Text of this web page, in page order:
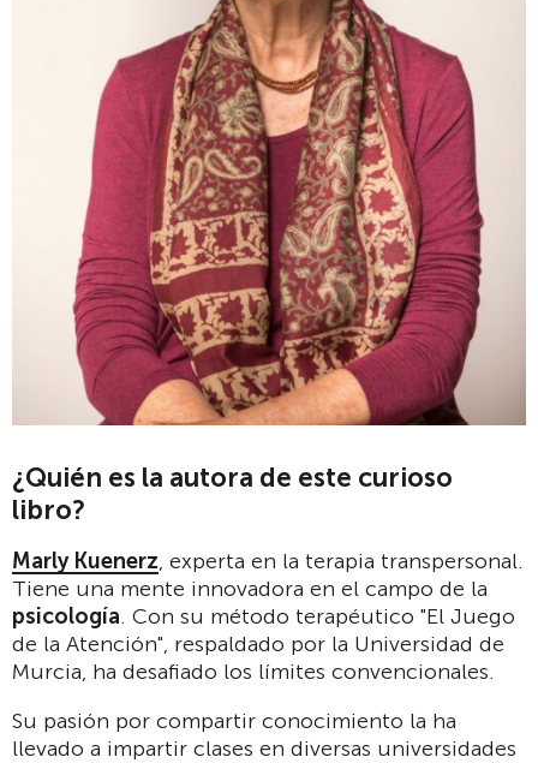
¿Quién es la autora de este curioso
libro?
Marly Kuenerz, experta en la terapia transpersonal.
Tiene una mente innovadora en el campo de la
psicología. Con su método terapéutico "El Juego
de la Atención", respaldado por la Universidad de
Murcia, ha desafiado los límites convencionales.
Su pasión por compartir conocimiento la ha
llevado a impartir clases en diversas universidades